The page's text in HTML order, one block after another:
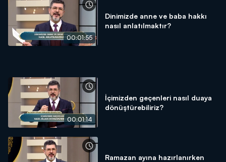
00:01:55
Dinimizde anne ve baba hakkı
nasıl anlatılmaktır?
00:01:14
İçimizden geçenleri nasıl duaya
dönüştürebiliriz?
Ramazan ayına hazırlanırken